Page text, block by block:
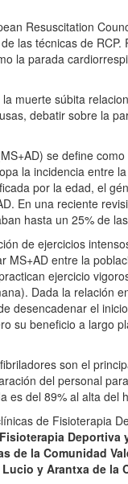
Resuscitation
las técnicas de
la parada
muerte súbita
debatir sobre la
se define
la incidencia entre
por la edad, el
En una reciente
hasta un 25% de
de ejercicios
entre la
ejercicio
Dada la relación
desencadenar el
su beneficio a largo
son el
del personal
es del 89% al alta del
de Fisioterapia
de la Comunidad
Lucio y Arantxa de la